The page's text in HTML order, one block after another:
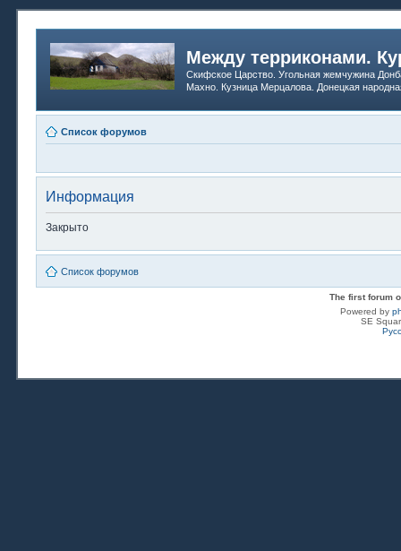
Между терриконами.
Скифское Царство. Угольная жемчужина
Махно. Кузница Мерцалова. Донецкая
Список форумов
Информация
Закрыто
Список форумов
The first forum
Powered by
SE